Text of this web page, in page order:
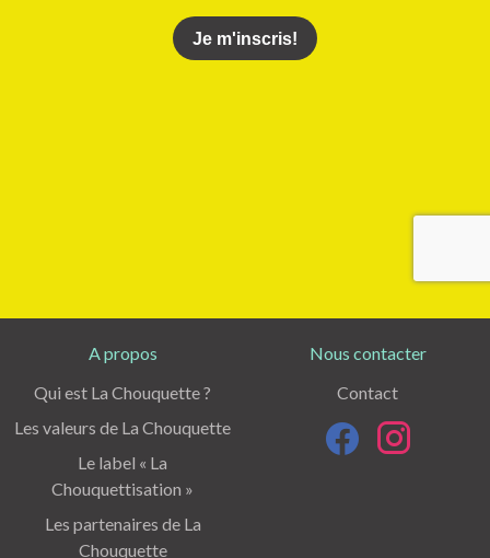
A propos
Qui est La Chouquette ?
Les valeurs de La Chouquette
Le label « La
Chouquettisation »
Les partenaires de La
Chouquette
Nous contacter
Contact